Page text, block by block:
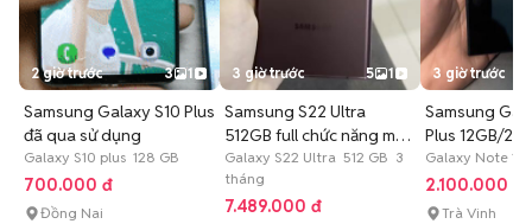
2 giờ trước 3 1
Samsung Galaxy S10 Plus
đã qua sử dụng
Galaxy S10 plus 128 GB
700.000 đ
Đồng Nai
3 giờ trước 5 1
Samsung S22 Ultra
512GB full chức năng màn
zin đẹp
Galaxy S22 Ultra 512 GB 3
tháng
7.489.000 đ
3 giờ trước
Samsung
Plus 12GB/
Galaxy Note 10
2.100.000 đ
Trà Vinh